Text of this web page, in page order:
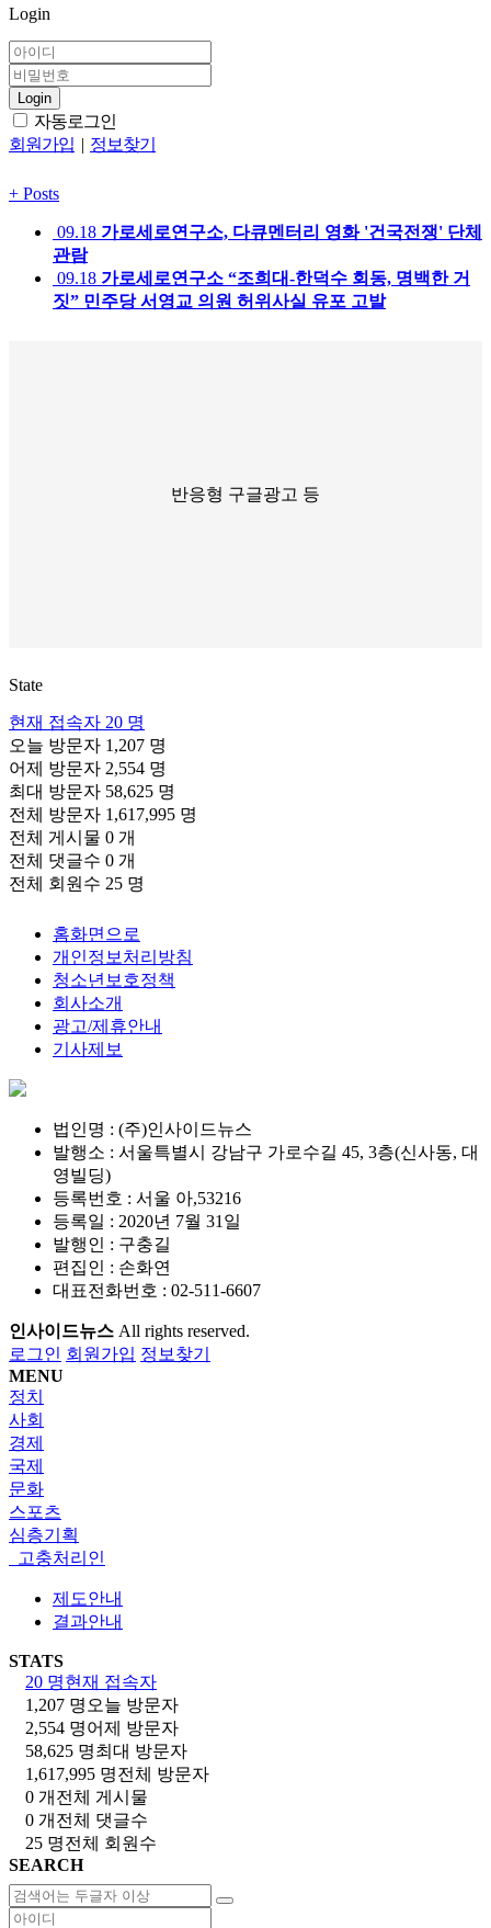
Login
Login
자동로그인
회원가입 | 정보찾기
+ Posts
09.18 가로세로연구소, 다큐멘터리 영화 '건국전쟁' 단체
관람
09.18 가로세로연구소 “조희대-한덕수 회동, 명백한 거
짓” 민주당 서영교 의원 허위사실 유포 고발
반응형 구글광고 등
State
현재 접속자 20 명
오늘 방문자 1,207 명
어제 방문자 2,554 명
최대 방문자 58,625 명
전체 방문자 1,617,995 명
전체 게시물 0 개
전체 댓글수 0 개
전체 회원수 25 명
홈화면으로
개인정보처리방침
청소년보호정책
회사소개
광고/제휴안내
기사제보
법인명 : (주)인사이드뉴스
발행소 : 서울특별시 강남구 가로수길 45, 3층(신사동, 대
영빌딩)
등록번호 : 서울 아,53216
등록일 : 2020년 7월 31일
발행인 : 구충길
편집인 : 손화연
대표전화번호 : 02-511-6607
인사이드뉴스 All rights reserved.
로그인 회원가입 정보찾기
MENU
정치
사회
경제
국제
문화
스포츠
심층기획
고충처리인
제도안내
결과안내
STATS
20 명현재 접속자
1,207 명오늘 방문자
2,554 명어제 방문자
58,625 명최대 방문자
1,617,995 명전체 방문자
0 개 전체 게시물
0 개 전체 댓글수
25 명전체 회원수
SEARCH